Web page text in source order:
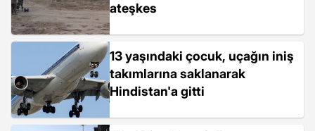
ateşkes
13 yaşındaki çocuk, uçağın iniş
takımlarına saklanarak
Hindistan'a gitti